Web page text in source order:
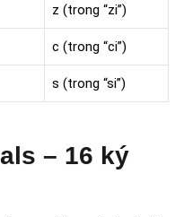
z (trong “zi”)
c (trong “ci”)
s (trong “si”)
– 16 ký